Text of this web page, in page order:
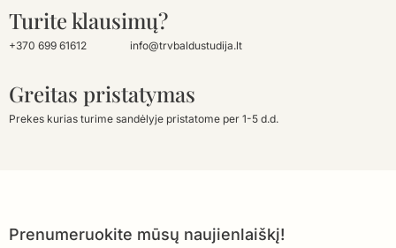
Turite klausimų?
+370 699 61612 info@trvbaldustudija.lt
Greitas pristatymas
Prekes kurias turime sandėlyje pristatome per 1-5 d.d.
Prenumeruokite mūsų naujienlaiškį!